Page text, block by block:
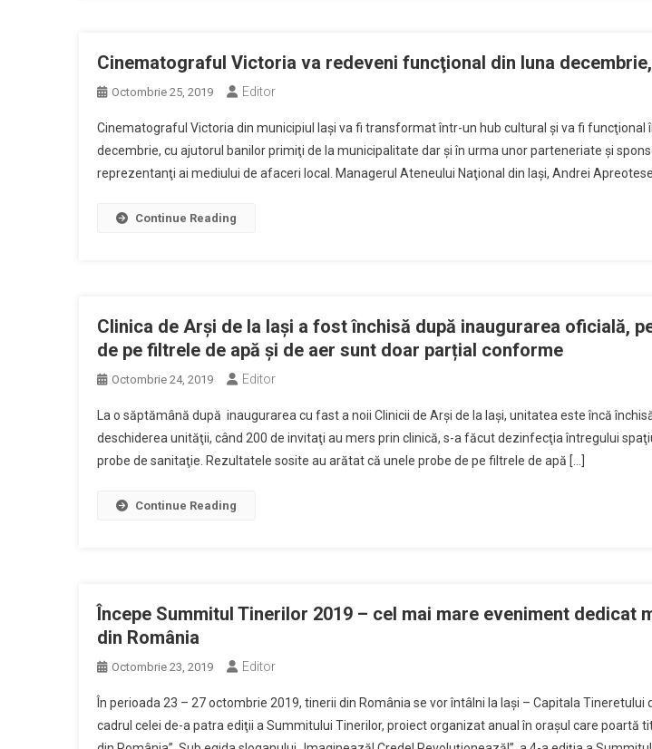
Cinematograful Victoria va redeveni funcţional din luna
Octombrie 25, 2019 Editor
Cinematograful Victoria din municipiul Iaşi va fi transformat într-un hub cultural şi va fi funcţional
decembrie, cu ajutorul banilor primiţi de la municipalitate dar şi în urma unor parteneriate şi
reprezentanţi ai mediului de afaceri local. Managerul Ateneului Naţional din Iaşi, Andrei
Continue Reading
Clinica de Arşi de la Iaşi a fost închisă după inaugurarea oficială,
de pe filtrele de apă şi de aer sunt doar parțial conforme
Octombrie 24, 2019 Editor
La o săptămână după inaugurarea cu fast a noii Clinicii de Arşi de la Iaşi, unitatea este încă
deschiderea unităţii, când 200 de invitaţi au mers prin clinică, s-a făcut dezinfecţia întregului
probe de sanitaţie. Rezultatele sosite au arătat că unele probe de pe filtrele de apă […]
Continue Reading
Începe Summitul Tinerilor 2019 – cel mai mare eveniment dedicat
din România
Octombrie 23, 2019 Editor
În perioada 23 – 27 octombrie 2019, tinerii din România se vor întâlni la Iaşi – Capitala Tineretului
cadrul celei de-a patra ediţii a Summitului Tinerilor, proiect organizat anual în oraşul care poartă